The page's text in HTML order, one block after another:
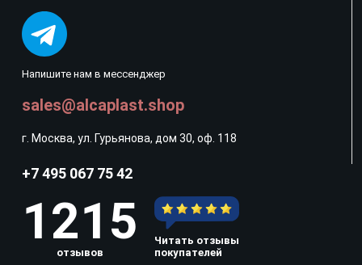
Напишите нам в мессенджер
sales@alcaplast.shop
г. Москва, ул. Гурьянова, дом 30, оф. 118
+7 495 067 75 42
1215
отзывов
Читать отзывы
покупателей